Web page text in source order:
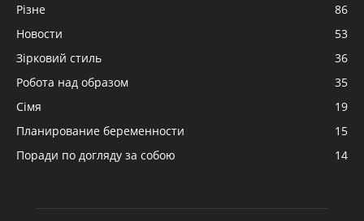
Різне
86
Новости
53
Зірковий стиль
36
Робота над образом
35
Сімя
19
Планирование беременности
15
Поради по догляду за собою
14